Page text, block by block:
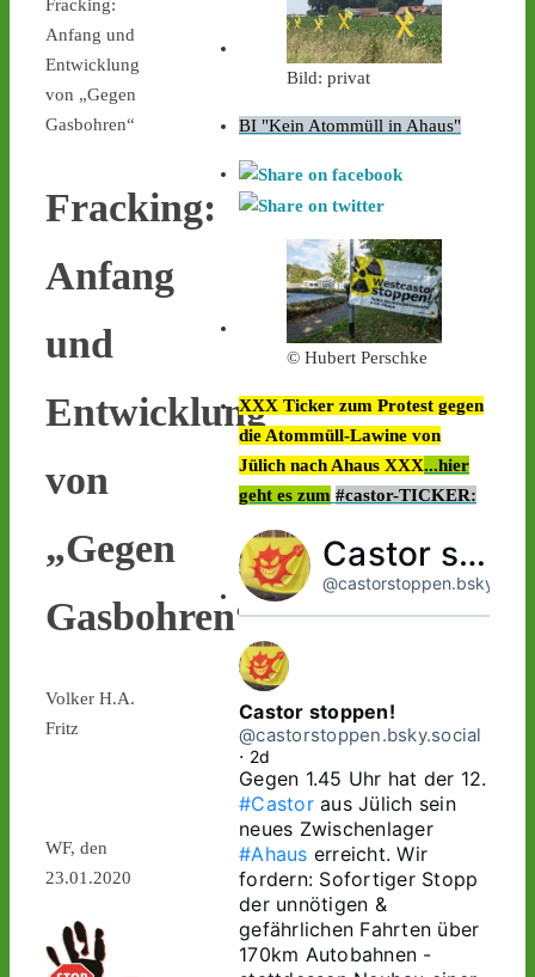
Fracking:
Anfang und
Entwicklung
von „Gegen
Gasbohren“
Fracking:
Anfang
und
Entwicklung
von
„Gegen
Gasbohren“
Volker H.A.
Fritz
WF, den
23.01.2020
Bild: privat
BI "Kein Atommüll in Ahaus"
© Hubert Perschke
XXX Ticker zum Protest gegen
die Atommüll-Lawine von
Jülich nach Ahaus XXX...hier
geht es zum #castor-TICKER:
Castor stoppen!
Castor stoppen!
@castorstoppen.bsky.social
⋅ 2d
#Castor aus Jülich sein
neues Zwischenlager
#Ahaus erreicht. Wir
fordern: Sofortiger Stopp
der unnötigen &
gefährlichen Fahrten über
170km Autobahnen -